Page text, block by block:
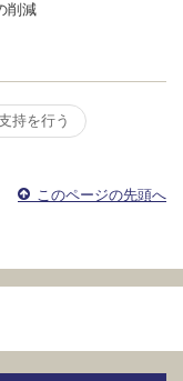
削減
持を行う
このページの先頭へ